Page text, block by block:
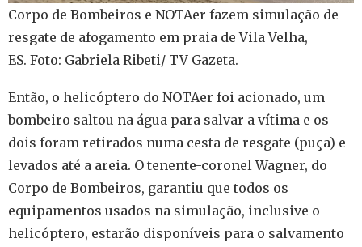
Corpo de Bombeiros e NOTAer fazem simulação de
resgate de afogamento em praia de Vila Velha,
ES. Foto: Gabriela Ribeti/ TV Gazeta.
Então, o helicóptero do NOTAer foi acionado, um
bombeiro saltou na água para salvar a vítima e os
dois foram retirados numa cesta de resgate (puça) e
levados até a areia. O tenente-coronel Wagner, do
Corpo de Bombeiros, garantiu que todos os
equipamentos usados na simulação, inclusive o
helicóptero, estarão disponíveis para o salvamento